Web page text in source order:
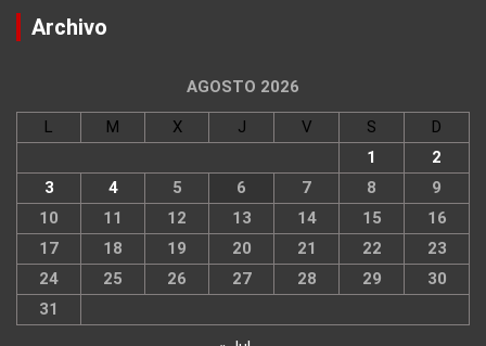
Archivo
AGOSTO 2026
L M X J V S
D
1
2
3
4 5 6 7 8
9
10
11 12 13 14 15
16
17
18 19 20 21 22
23
24
25 26 27 28 29
30
31